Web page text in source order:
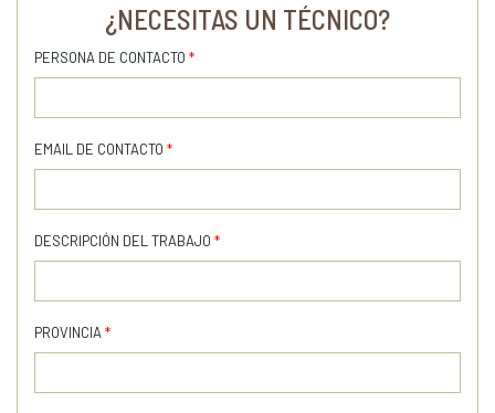
¿NECESITAS UN TÉCNICO?
PERSONA DE CONTACTO *
EMAIL DE CONTACTO *
DESCRIPCIÓN DEL TRABAJO *
PROVINCIA *